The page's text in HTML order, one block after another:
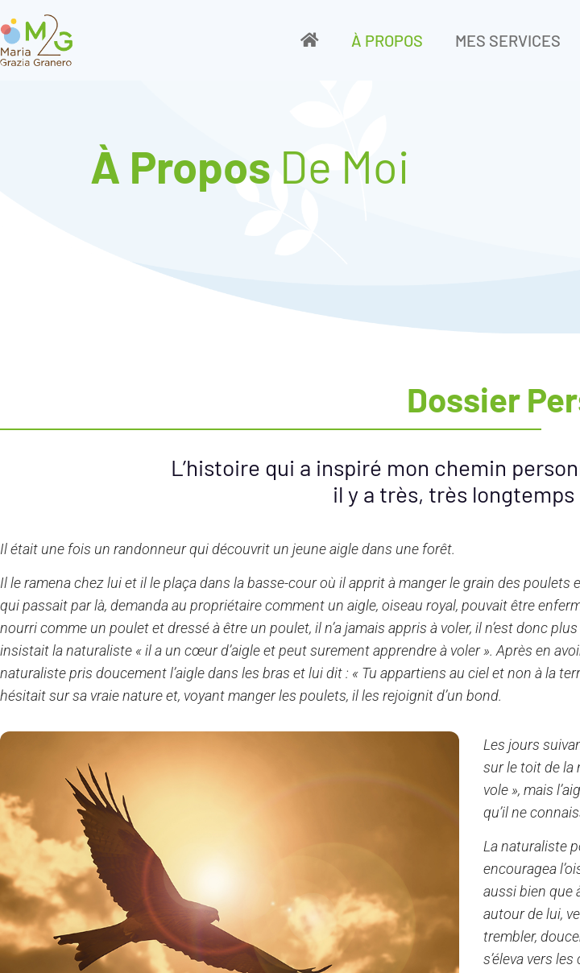
À PROPOS MES SERVICES
À Propos De Moi
Dossier
L’histoire qui a inspiré mon chemin
il y a très, très longtemps
Il était une fois un randonneur qui découvrit un jeune aigle dans une forêt.
Il le ramena chez lui et il le plaça dans la basse-cour où il apprit à manger le grain des
qui passait par là, demanda au propriétaire comment un aigle, oiseau royal, pouvait être
nourri comme un poulet et dressé à être un poulet, il n’a jamais appris à voler, il n’est donc
insistait la naturaliste « il a un cœur d’aigle et peut surement apprendre à voler ». Après en
naturaliste pris doucement l’aigle dans les bras et lui dit : « Tu appartiens au ciel et non à la
hésitait sur sa vraie nature et, voyant manger les poulets, il les rejoignit d’un bond.
Les jours
sur le toit de la
vole », mais
qu’il ne
La naturaliste
encouragea
aussi bien que
autour de lui,
trembler,
s’éleva vers les